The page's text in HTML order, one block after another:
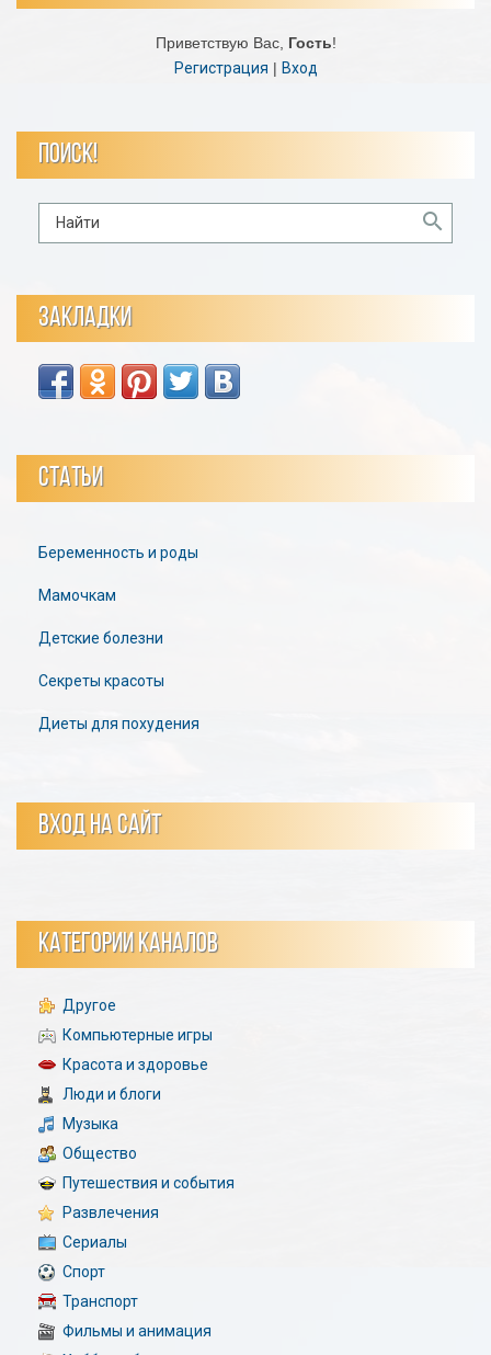
Приветствую Вас, Гость!
Регистрация | Вход
ПОИСК!
ЗАКЛАДКИ
СТАТЬИ
Беременность и роды
Мамочкам
Детские болезни
Секреты красоты
Диеты для похудения
ВХОД НА САЙТ
КАТЕГОРИИ КАНАЛОВ
Другое
Компьютерные игры
Красота и здоровье
Люди и блоги
Музыка
Общество
Путешествия и события
Развлечения
Сериалы
Спорт
Транспорт
Фильмы и анимация